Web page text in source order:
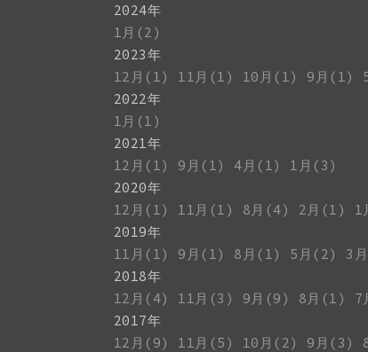
2024年
1月(2)
2023年
12月(1)
11月(1) 10月(1) 9月(1)
2022年
1月(1)
2021年
12月(1)
9月(1) 4月(1)
1月(3)
2020年
12月(1)
11月(1) 8月(4) 2月(1)
1
2019年
11月(1)
9月(1) 8月(1) 5月(2)
3
2018年
12月(4)
11月(3) 9月(9) 8月(1) 7
2017年
12月(9)
11月(5) 10月(2) 9月(3)